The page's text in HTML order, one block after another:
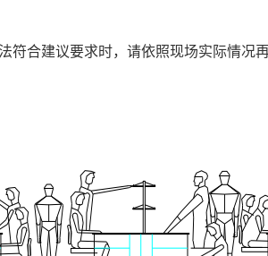
符合建议要求时，请依照现场实际情况